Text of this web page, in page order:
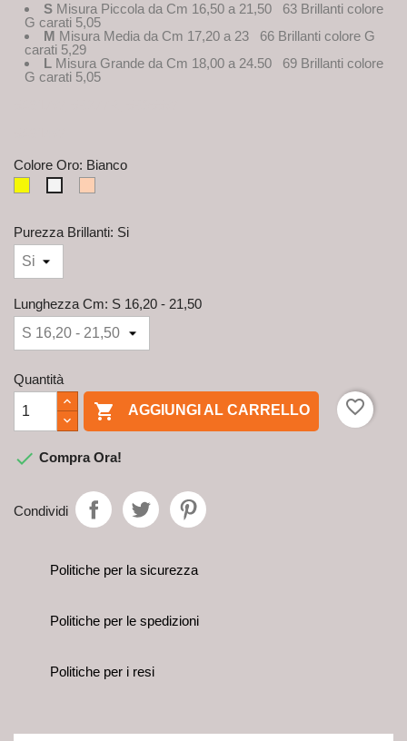
S Misura Piccola da Cm 16,50 a 21,50 63 Brillanti colore
G carati 5,05
M Misura Media da Cm 17,20 a 23 66 Brillanti colore G
carati 5,29
L Misura Grande da Cm 18,00 a 24.50 69 Brillanti colore
G carati 5,05
Colore Oro: Bianco
Giallo
Purezza Brillanti: Si
Lunghezza Cm: S 16,20 - 21,50
Quantità
 AGGIUNGI AL CARRELLO favorite_border
 Compra Ora!
Condividi
Politiche per la sicurezza
Politiche per le spedizioni
Politiche per i resi